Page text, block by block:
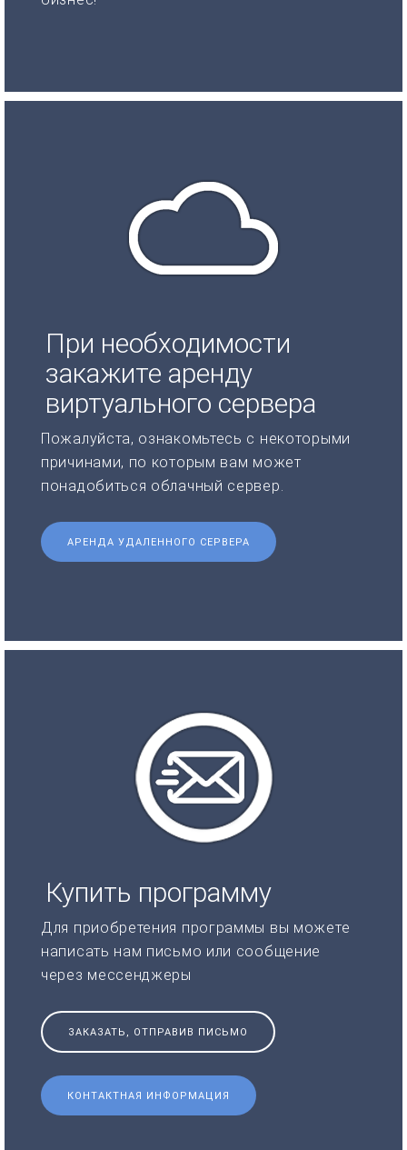
При необходимости
закажите аренду
виртуального сервера
Пожалуйста, ознакомьтесь с некоторыми
причинами, по которым вам может
понадобиться облачный сервер.
АРЕНДА УДАЛЕННОГО СЕРВЕРА
Купить программу
Для приобретения программы вы можете
написать нам письмо или сообщение
через мессенджеры
ЗАКАЗАТЬ, ОТПРАВИВ ПИСЬМО
КОНТАКТНАЯ ИНФОРМАЦИЯ